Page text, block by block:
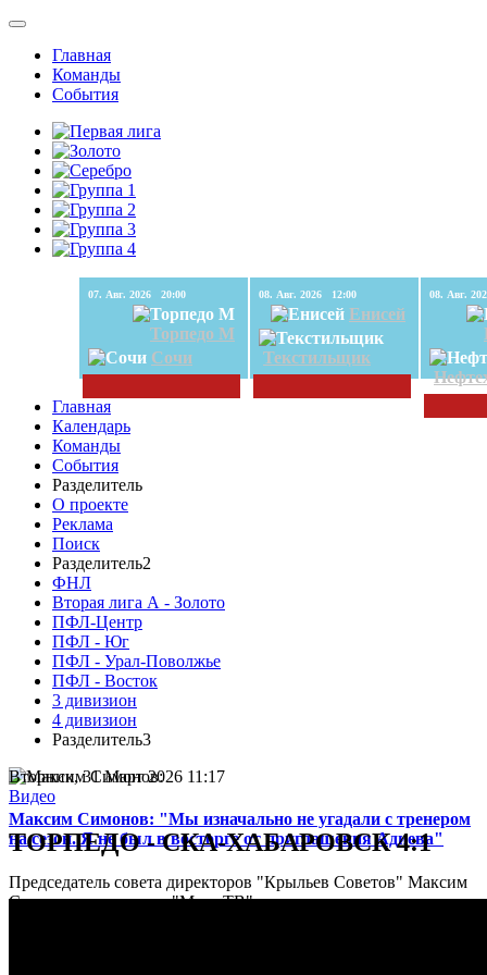
Главная
Команды
События
07. Авг. 2026 20:00
Торпедо М
Сочи
08. Авг. 2026 12:00
Енисей
Текстильщик
Главная
Календарь
Команды
События
Разделитель
О проекте
Реклама
Поиск
Разделитель2
ФНЛ
Вторая лига А - Золото
ПФЛ-Центр
ПФЛ - Юг
ПФЛ - Урал-Поволжье
ПФЛ - Восток
3 дивизион
4 дивизион
Разделитель3
Максим Симонов: "Мы изначально не угадали с тренером
на сезон. Я не был в восторге от приглашения Адиева"
Председатель совета директоров "Крыльев Советов" Максим
Симонов в интервью "Матч ТВ" оценил итоги прошедшего
Вторник, 31 Март 2026 11:17
Видео
ТОРПЕДО - СКА-ХАБАРОВСК 4:1